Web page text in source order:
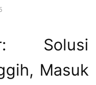
Solusi
Masuk